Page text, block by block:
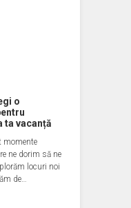
o
ta vacanță
momente
ne dorim să ne
locuri noi
de…